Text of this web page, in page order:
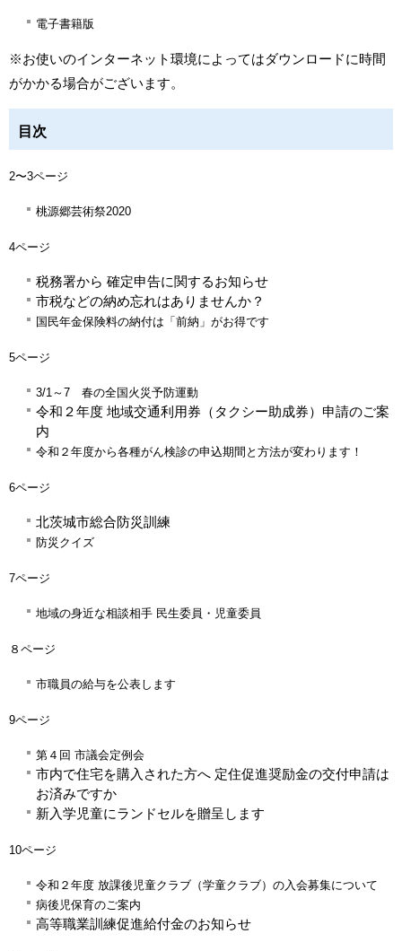
電子書籍版
※お使いのインターネット環境によってはダウンロードに時間
がかかる場合がございます。
目次
2〜3ページ
桃源郷芸術祭2020
4ページ
税務署から 確定申告に関するお知らせ
市税などの納め忘れはありませんか？
国民年金保険料の納付は「前納」がお得です
5ページ
3/1～7 春の全国火災予防運動
令和２年度 地域交通利用券（タクシー助成券）申請のご案
内
令和２年度から各種がん検診の申込期間と方法が変わります！
6ページ
北茨城市総合防災訓練
防災クイズ
7ページ
地域の身近な相談相手 民生委員・児童委員
８ページ
市職員の給与を公表します
9ページ
第４回 市議会定例会
市内で住宅を購入された方へ 定住促進奨励金の交付申請は
お済みですか
新入学児童にランドセルを贈呈します
10ページ
令和２年度 放課後児童クラブ（学童クラブ） の入会募集について
病後児保育のご案内
高等職業訓練促進給付金のお知らせ